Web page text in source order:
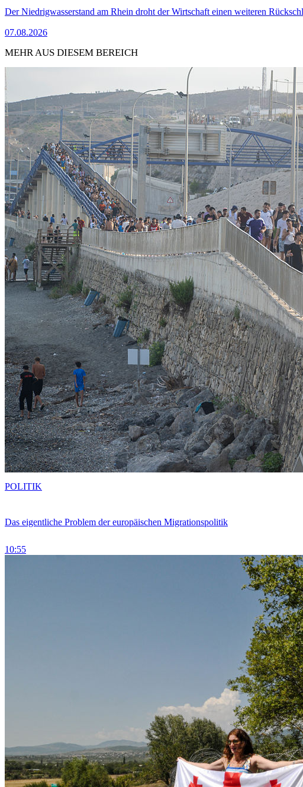
Der Niedrigwasserstand am Rhein droht der Wirtschaft einen weiteren
07.08.2026
MEHR AUS DIESEM BEREICH
Das eigentliche Problem der europäischen Migrationspolitik
10:55
POLITIK